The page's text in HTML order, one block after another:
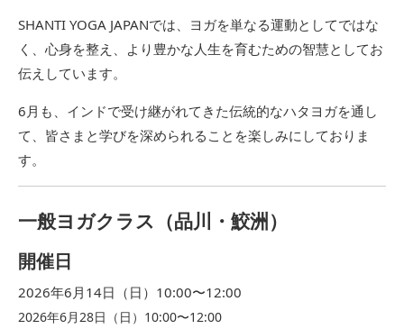
SHANTI YOGA JAPANでは、ヨガを単なる運動としてではな
く、心身を整え、 より豊かな人生を育むための智慧としてお
伝えしています。
6月も、インドで受け継がれてきた伝統的なハタヨガを通し
て、 皆さまと学びを深められることを楽しみにしておりま
す。
一般ヨガクラス（品川・鮫洲）
開催日
2026年6月14日（日）10:00〜12:00
2026年6月28日（日）10:00〜12:00